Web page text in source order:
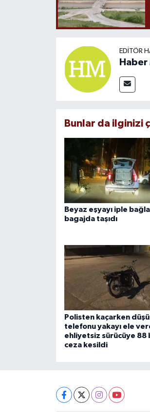
EDITÖR
Bunlar da ilginizi
Beyaz eşyayı iple
bagajda taşıdı
Polisten kaçarken
telefonu yakayı ele
ehliyetsiz sürücüye 88
ceza kesildi